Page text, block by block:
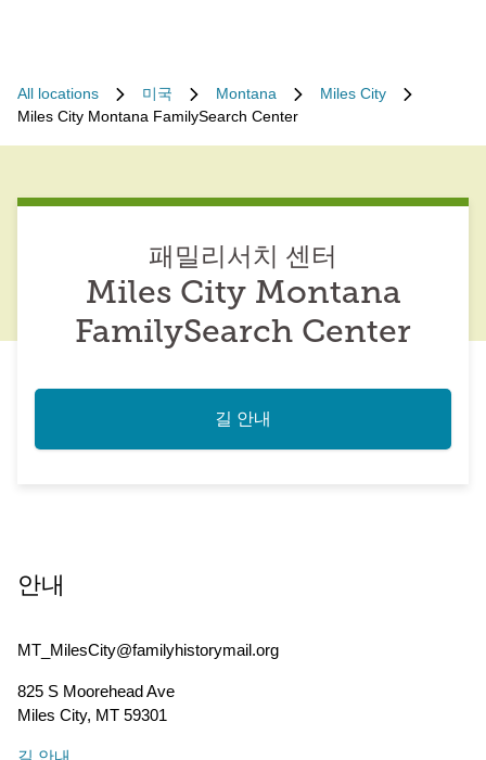
All locations 미국 Montana
Miles City
Miles City Montana FamilySearch Center
패밀리서치 센터
Miles City Montana
FamilySearch Center
길 안내
안내
MT_MilesCity@familyhistorymail.org
825 S Moorehead Ave
Miles City, MT 59301
길 안내